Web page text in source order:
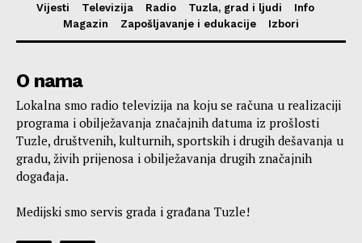
Vijesti Televizija Radio Tuzla, grad i ljudi
Info
Magazin
Zapošljavanje i edukacije Izbori
O nama
Lokalna smo radio televizija na koju se računa u realizaciji
programa i obilježavanja značajnih datuma iz prošlosti
Tuzle, društvenih, kulturnih, sportskih i drugih dešavanja u
gradu, živih prijenosa i obilježavanja drugih značajnih
događaja.
Medijski smo servis grada i građana Tuzle!